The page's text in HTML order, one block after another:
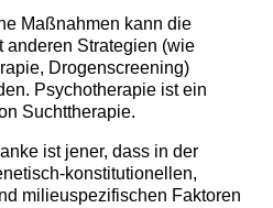
Maßnahmen kann die
anderen Strategien (wie
Drogenscreening)
Psychotherapie ist ein
Suchttherapie.
ist jener, dass in der
konstitutionellen,
milieuspezifischen Faktoren